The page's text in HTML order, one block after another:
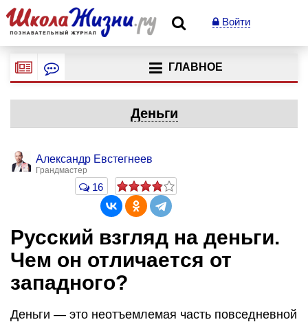
Войти
ГЛАВНОЕ
Деньги
Александр Евстегнеев
Грандмастер
16
Русский взгляд на деньги.
Чем он отличается от
западного?
Деньги — это неотъемлемая часть повседневной